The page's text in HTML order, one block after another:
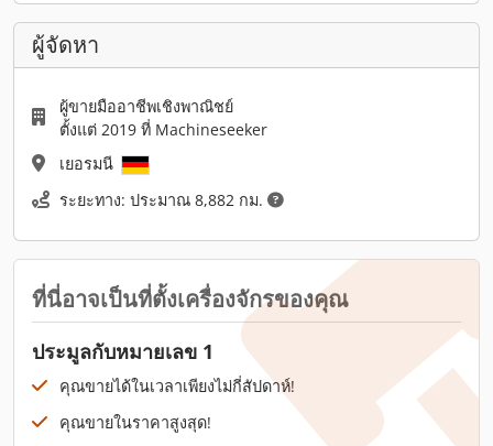
ผู้จัดหา
ผู้ขายมืออาชีพเชิงพาณิชย์
ตั้งแต่ 2019 ที่ Machineseeker
เยอรมนี
ระยะทาง: ประมาณ 8,882 กม.
ที่นี่อาจเป็นที่ตั้งเครื่องจักรของคุณ
ประมูลกับหมายเลข 1
คุณขายได้ในเวลาเพียงไม่กี่สัปดาห์!
คุณขายในราคาสูงสุด!